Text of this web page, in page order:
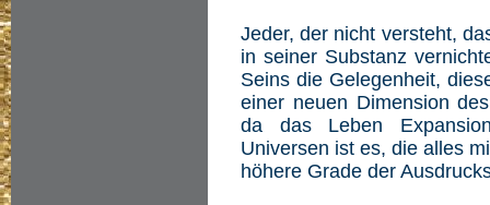
Jeder, der nicht versteht,
in seiner Substanz
Seins die Gelegenheit,
einer neuen Dimension
da das Leben
Universen ist es, die alles
höhere Grade der